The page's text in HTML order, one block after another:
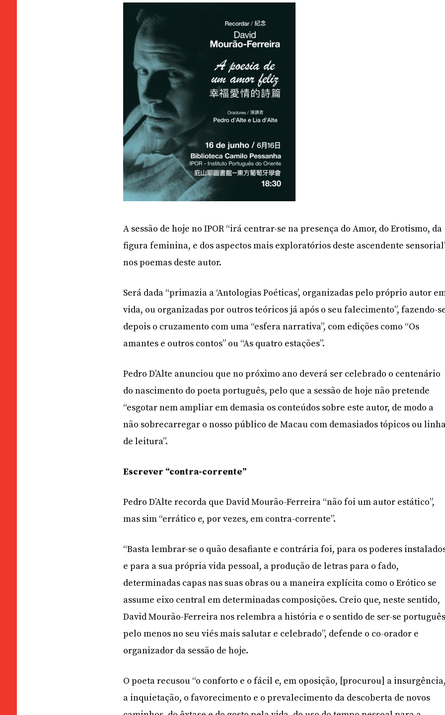
A sessão de hoje no IPOR “irá centrar-se na presença do Amor, do Erotismo, da
figura feminina, e dos aspectos mais exploratórios deste ascendente
nos poemas deste autor.
Será dada “primazia a ‘Antologias Poéticas’, organizadas pelo próprio autor
vida, ou organizadas por outros teóricos já após o seu falecimento”, fazendo-
depois o cruzamento com uma “esfera narrativa”, com edições como “Os
amantes e outros contos” ou “As quatro estações”.
Pedro D’Alte anunciou que no próximo ano deverá ser celebrado o centenário
do nascimento do poeta português, pelo que a sessão de hoje não pretende
“esgotar nem ampliar em demasia os conteúdos sobre este autor, de modo a
não sobrecarregar o nosso público de Macau com demasiados tópicos ou
de leitura”.
Escrever “contra-corrente”
Pedro D’Alte recorda que David Mourão-Ferreira “não foi um autor estático”,
mas sim “errático e, por vezes, em contra-corrente”.
“Basta lembrar-se o quão desafiante e contrária foi, para os poderes
e para a sua própria vida pessoal, a produção de letras para o fado,
determinadas capas nas suas obras ou a maneira explícita como o Erótico se
assume eixo central em determinadas composições. Creio que, neste sentido,
David Mourão-Ferreira nos relembra a história e o sentido de ser-se
pelo menos no seu viés mais salutar e celebrado”, defende o co-orador e
organizador da sessão de hoje.
O poeta recusou “o conforto e o fácil e, em oposição, [procurou] a
a inquietação, o favorecimento e o prevalecimento da descoberta de novos